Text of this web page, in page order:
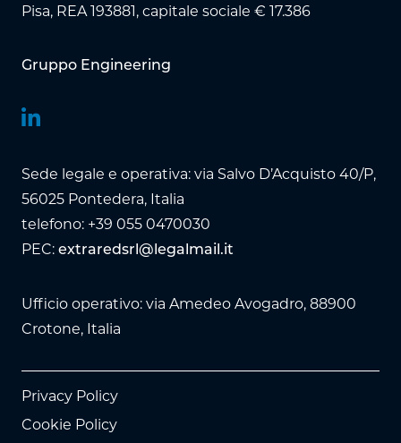
Pisa, REA 193881, capitale sociale € 17.386
Gruppo Engineering
Sede legale e operativa: via Salvo D’Acquisto 40/P,
56025 Pontedera, Italia
telefono: +39 055 0470030
PEC: extraredsrl@legalmail.it
Ufficio operativo: via Amedeo Avogadro, 88900
Crotone, Italia
Privacy Policy
Cookie Policy